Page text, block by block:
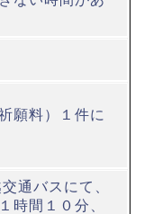
願料）１件に
通バスにて、
時間１０分、